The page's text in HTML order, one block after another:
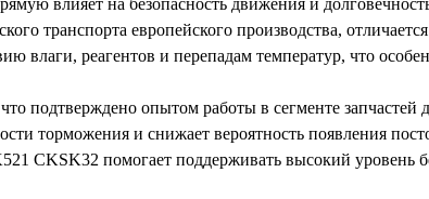
влияет на безопасность движения и
транспорта европейского производства,
влаги, реагентов и перепадам температур, что
подтверждено опытом работы в сегменте
торможения и снижает вероятность появления
CKSK32 помогает поддерживать высокий уровень